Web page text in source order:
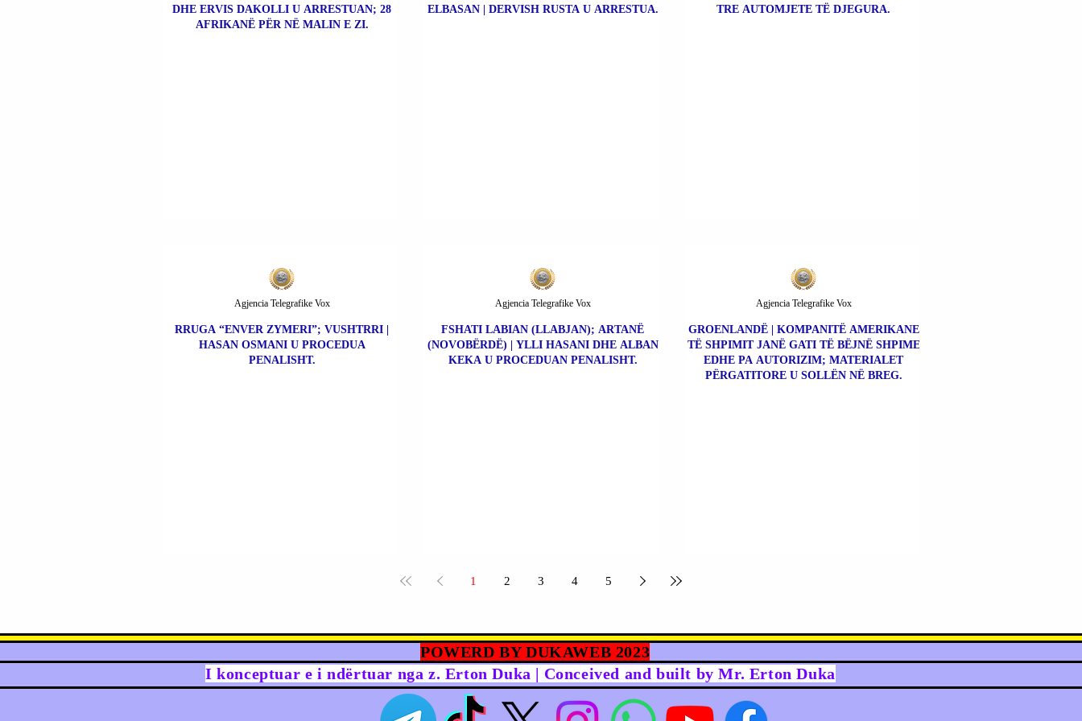
DHE ERVIS DAKOLLI U ARRESTUAN; 28
AFRIKANË PËR NË MALIN E ZI.
ELBASAN | DERVISH RUSTA U ARRESTUA.
TRE AUTOMJETE TË DJEGURA.
RRUGA “ENVER ZYMERI”; VUSHTRRI |
HASAN OSMANI U PROCEDUA
PENALISHT.
Agjencia Telegrafike Vox
FSHATI LABIAN (LLABJAN); ARTANË
(NOVOBËRDË) | YLLI HASANI DHE ALBAN
KEKA U PROCEDUAN PENALISHT.
Agjencia Telegrafike Vox
GROENLANDË | KOMPANITË AMERIKANE
TË SHPIMIT JANË GATI TË BËJNË SHPIME
EDHE PA AUTORIZIM; MATERIALET
PËRGATITORE U SOLLËN NË BREG.
Agjencia Telegrafike Vox
1 2 3 4 5
POWERD BY DUKAWEB 2023
I konceptuar e i ndërtuar nga z. Erton Duka | Conceived and built by Mr. Erton Duka